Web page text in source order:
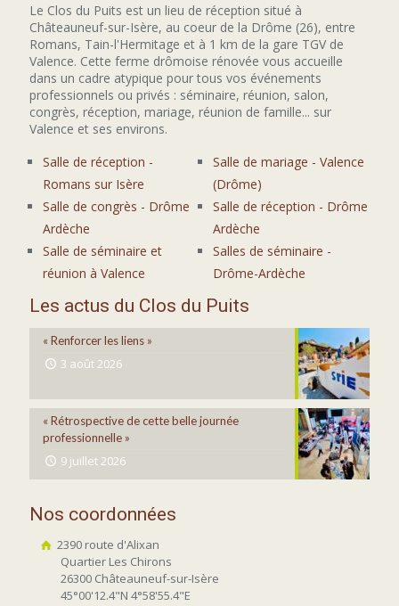
Le Clos du Puits est un lieu de réception situé à
Châteauneuf-sur-Isère, au coeur de la Drôme (26), entre
Romans, Tain-l'Hermitage et à 1 km de la gare TGV de
Valence. Cette ferme drômoise rénovée vous accueille
dans un cadre atypique pour tous vos événements
professionnels ou privés : séminaire, réunion, salon,
congrès, réception, mariage, réunion de famille... sur
Valence et ses environs.
Salle de réception -
Romans sur Isère
Salle de congrès - Drôme
Ardèche
Salle de séminaire et
réunion à Valence
Salle de mariage - Valence
(Drôme)
Salle de réception - Drôme
Ardèche
Salles de séminaire -
Drôme-Ardèche
Les actus du Clos du Puits
« Renforcer les liens »
3 août 2026
« Rétrospective de cette belle journée
professionnelle »
9 juillet 2026
Nos coordonnées
2390 route d'Alixan
Quartier Les Chirons
26300 Châteauneuf-sur-Isère
45°00'12.4"N 4°58'55.4"E